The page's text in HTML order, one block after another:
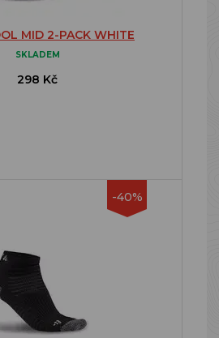
MID 2-PACK WHITE
SKLADEM
298 Kč
-40%